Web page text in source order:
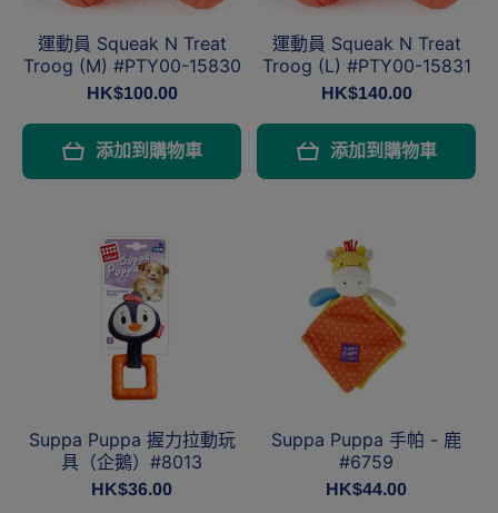
運動員 Squeak N Treat
Troog (M) #PTY00-15830
HK$100.00
添加到購物車
運動員 Squeak N Treat
Troog (L) #PTY00-15831
HK$140.00
添加到購物車
Suppa Puppa 握力拉動玩
具（企鵝）#8013
HK$36.00
Suppa Puppa 手帕 - 鹿
#6759
HK$44.00